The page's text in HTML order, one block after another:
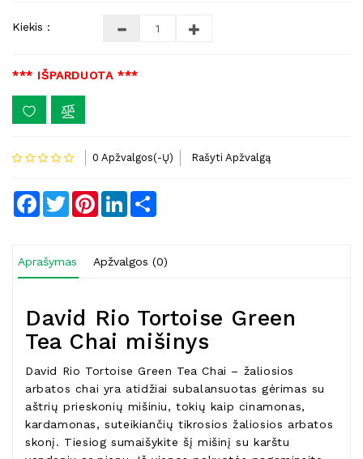
Dovanos
Kiekis :
*** IŠPARDUOTA ***
0 Apžvalgos(-Ų) Rašyti Apžvalgą
Facebook
TwitterPinterestLinkedIn
Aprašymas Apžvalgos (0)
David Rio Tortoise Green
Tea Chai mišinys
David Rio Tortoise Green Tea Chai – žaliosios
arbatos chai yra atidžiai subalansuotas gėrimas su
aštrių prieskonių mišiniu, tokių kaip cinamonas,
kardamonas, suteikiančių tikrosios žaliosios arbatos
skonį. Tiesiog sumaišykite šį mišinį su karštu